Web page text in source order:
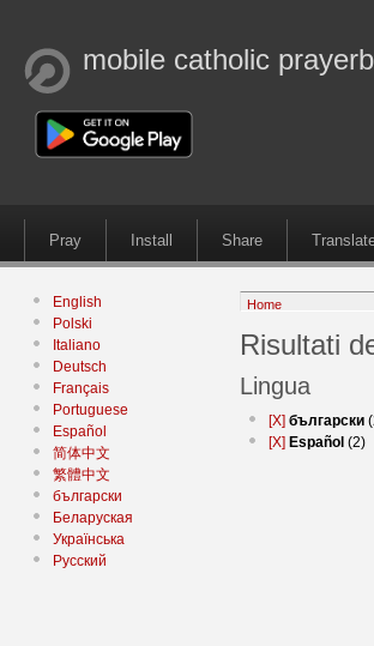
mobile catholic
Pray Install Share
English
Polski
Italiano
Deutsch
Français
Portuguese
Español
简体中文
繁體中文
български
Беларуская
Українська
Русский
Home
Risultati
Lingua
[X] български
[X] Español (2)